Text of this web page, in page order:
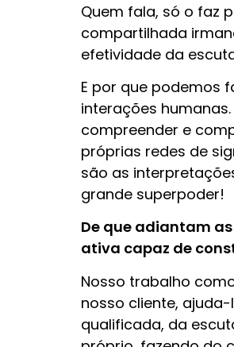
Quem fala, só o faz
compartilhada
efetividade da
E por que podemos
interações
compreender e
próprias redes de
são as
grande superpoder!
De que adiantam
ativa capaz de
Nosso trabalho
nosso cliente,
qualificada, da